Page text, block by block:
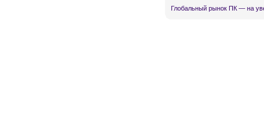
Глобальный рынок ПК — на